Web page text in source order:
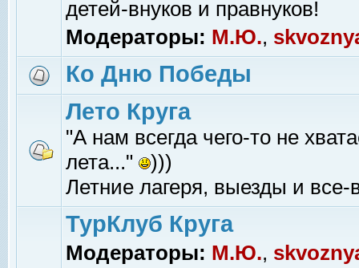
детей-внуков и правнуков!
Модераторы: М.Ю.,
Ко Дню Победы
Лето Круга
"А нам всегда чего-то не
лета..."
)))
Летние лагеря, выезды и все-
ТурКлуб Круга
Модераторы: М.Ю.,